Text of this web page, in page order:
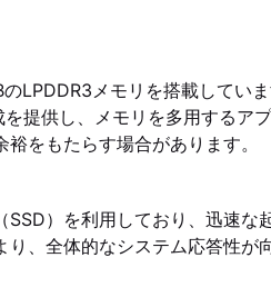
LPDDR3メモリを搭載してい
提供し、メモリを多用するア
をもたらす場合があります。
）を利用しており、迅速な
、全体的なシステム応答性が